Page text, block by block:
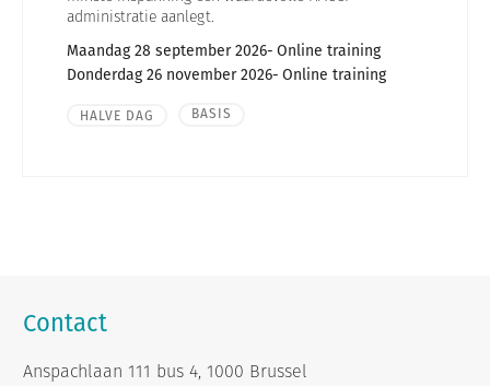
administratie aanlegt.
Maandag 28 september 2026 Online training
Donderdag 26 november 2026 Online training
HALVE DAG BASIS
Contact
Anspachlaan 111 bus 4, 1000 Brussel